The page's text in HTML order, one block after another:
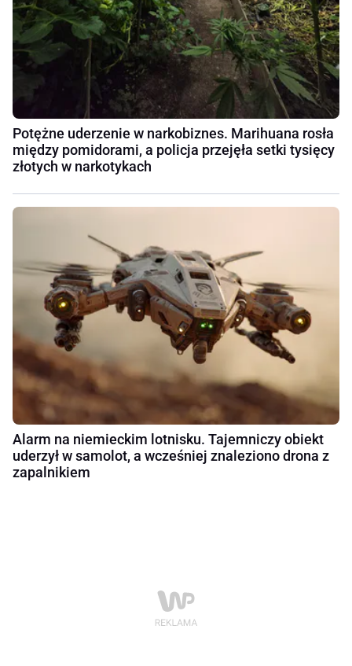
Potężne uderzenie w narkobiznes. Marihuana rosła
między pomidorami, a policja przejęła setki tysięcy
złotych w narkotykach
Alarm na niemieckim lotnisku. Tajemniczy obiekt
uderzył w samolot, a wcześniej znaleziono drona z
zapalnikiem